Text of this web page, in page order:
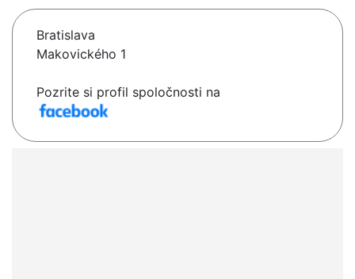
Bratislava
Makovického 1
Pozrite si profil spoločnosti na